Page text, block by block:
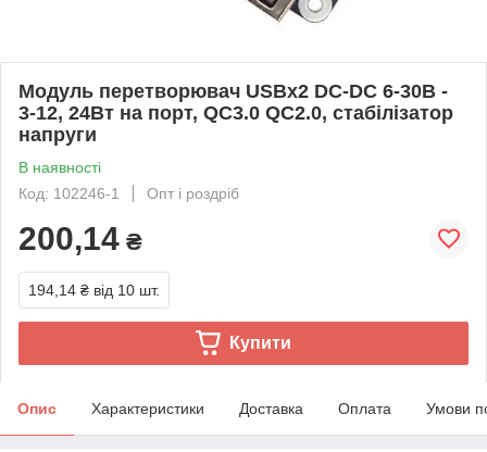
Модуль перетворювач USBх2 DC-DC 6-30В -
3-12, 24Вт на порт, QC3.0 QC2.0, стабілізатор
напруги
В наявності
Код: 102246-1
Опт і роздріб
200,14 ₴
194,14 ₴ від 10 шт.
Купити
Опис Характеристики Доставка Оплата Умови